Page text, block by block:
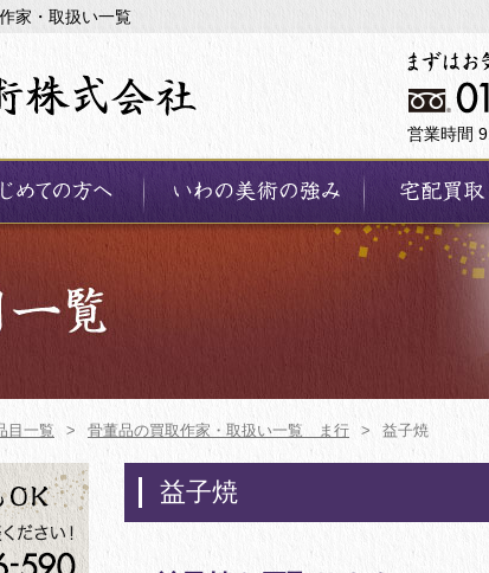
家・取扱い一覧
営業時間
目一覧 > 骨董品の買取作家・取扱い一覧 ま行 > 益子焼
益子焼